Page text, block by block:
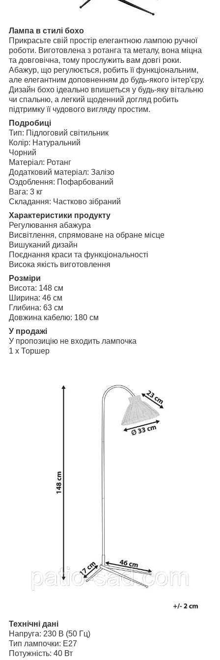
Лампа в стилі бохо
Прикрасьте свій простір елегантною лампою ручної
роботи. Виготовлена ​​з ротанга та металу, вона міцна
та довговічна, тому прослужить вам довгі роки.
Абажур, що регулюється, робить її функціональним,
але елегантним доповненням до будь-якого інтер'єру.
Дизайн бохо ідеально впишеться у будь-яку вітальню
чи спальню, а легкий щоденний догляд робить
підтримку її чудового вигляду простим.
Подробиці
Тип: Підлоговий світильник
Колір: Натуральний
Чорний
Матеріал: Ротанг
Додатковий матеріал: Залізо
Оздоблення: Пофарбований
Вага: 3 кг
Складання: Частково зібраний
Характеристики продукту
Регулювання абажура
Висвітлення, спрямоване на обране місце
Вишуканий дизайн
Поєднання краси та функціональності
Висока якість виготовлення
Розміри
Висота: 148 см
Ширина: 46 см
Глибина: 63 см
Довжина кабелю: 180 см
У продажі
У пропозицію не входить лампочка
1 х Торшер
Технічні дані
Напруга: 230 В (50 Гц)
Тип лампочки: E27
Потужність: 40 Вт